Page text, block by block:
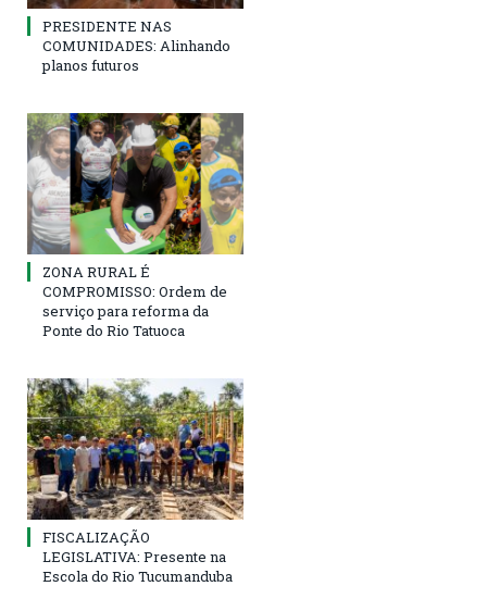
PRESIDENTE NAS
COMUNIDADES: Alinhando
planos futuros
ZONA RURAL É
COMPROMISSO: Ordem de
serviço para reforma da
Ponte do Rio Tatuoca
FISCALIZAÇÃO
LEGISLATIVA: Presente na
Escola do Rio Tucumanduba